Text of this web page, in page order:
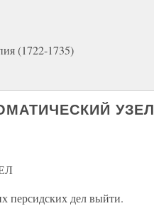
(1722-1735)
УЗЕЛ
персидских дел выйти.